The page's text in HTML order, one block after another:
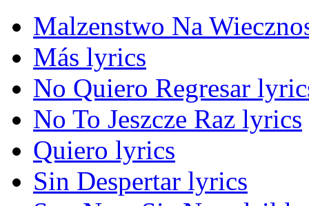
Malzenstwo Na
Más lyrics
No Quiero Regresar
No To Jeszcze Raz lyrics
Quiero lyrics
Sin Despertar lyrics